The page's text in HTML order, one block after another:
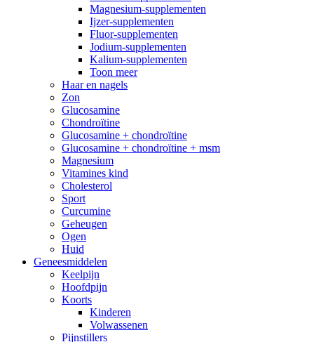
Magnesium-supplementen
Ijzer-supplementen
Fluor-supplementen
Jodium-supplementen
Kalium-supplementen
Toon meer
Haar en nagels
Zon
Glucosamine
Chondroïtine
Glucosamine + chondroïtine
Glucosamine + chondroïtine + msm
Magnesium
Vitamines kind
Cholesterol
Sport
Curcumine
Geheugen
Ogen
Huid
Geneesmiddelen
Keelpijn
Hoofdpijn
Koorts
Kinderen
Volwassenen
Pijnstillers